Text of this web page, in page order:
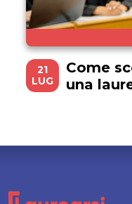
21
LUG
Come
una